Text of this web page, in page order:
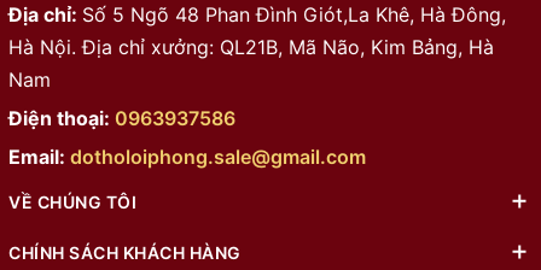
Địa chỉ: Số 5 Ngõ 48 Phan Đình Giót,La Khê, Hà Đông,
Hà Nội. Địa chỉ xưởng: QL21B, Mã Não, Kim Bảng, Hà
Nam
Điện thoại: 0963937586
Email: dotholoiphong.sale@gmail.com
VỀ CHÚNG TÔI
CHÍNH SÁCH KHÁCH HÀNG